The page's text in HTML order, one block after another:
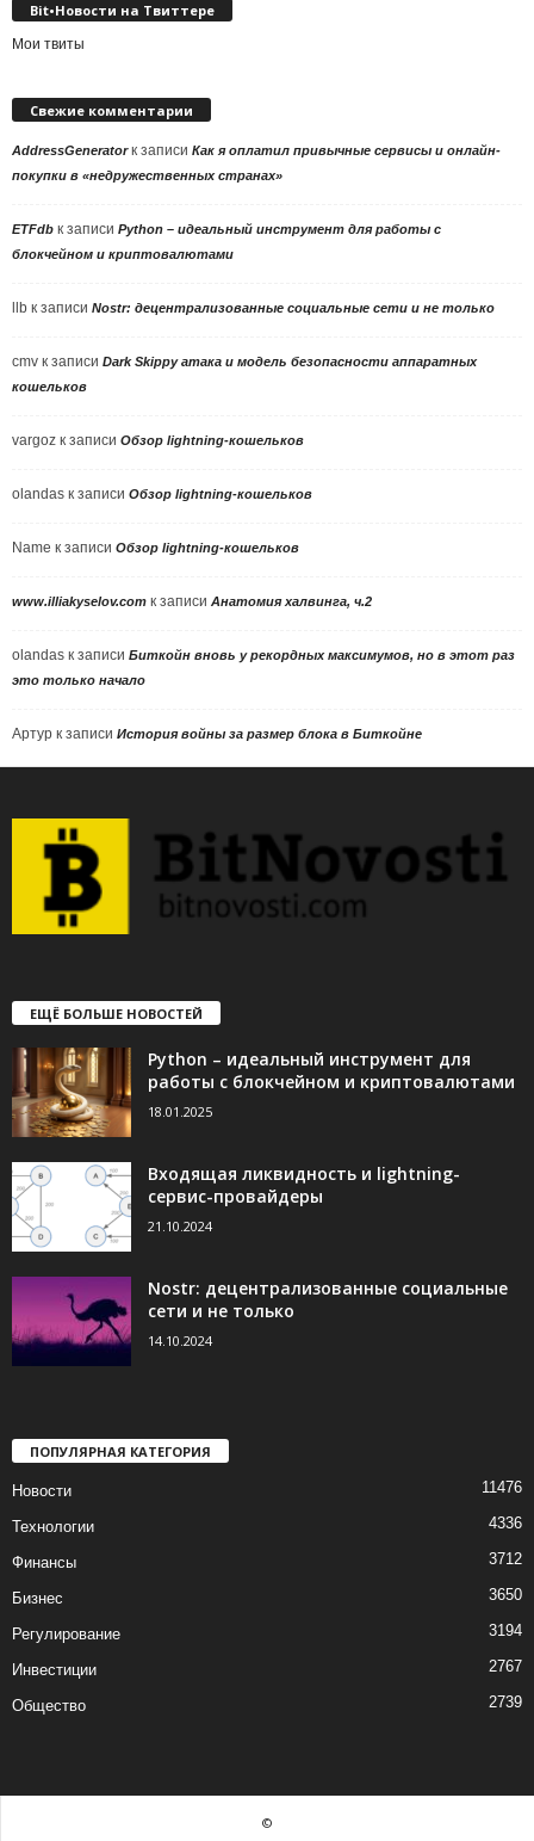
Bit•Новости на Твиттере
Мои твиты
Свежие комментарии
AddressGeneratorк записи Как я оплатил привычные сервисы и онлайн-
покупки в «недружественных странах»
ETFdb к записи Python – идеальный инструмент для работы с
блокчейном и криптовалютами
llb к записи Nostr: децентрализованные социальные сети и не только
cmv к записи Dark Skippy атака и модель безопасности аппаратных
кошельков
vargoz к записи Обзор lightning-кошельков
olandas к записи Обзор lightning-кошельков
Name к записи Обзор lightning-кошельков
www.illiakyselov.com к записи Анатомия халвинга, ч.2
olandas к записи Биткойн вновь у рекордных максимумов, но в этот раз
это только начало
Артур к записи История войны за размер блока в Биткойне
ЕЩЁ БОЛЬШЕ НОВОСТЕЙ
Python – идеальный инструмент для
работы с блокчейном и криптовалютами
18.01.2025
Входящая ликвидность и lightning-
сервис-провайдеры
21.10.2024
Nostr: децентрализованные социальные
сети и не только
14.10.2024
ПОПУЛЯРНАЯ КАТЕГОРИЯ
Новости 11476
Технологии 4336
Финансы 3712
Бизнес 3650
Регулирование 3194
Инвестиции 2767
Общество 2739
©